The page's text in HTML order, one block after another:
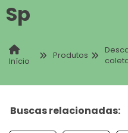
Sp
Início
Produtos
Buscas relacionadas: